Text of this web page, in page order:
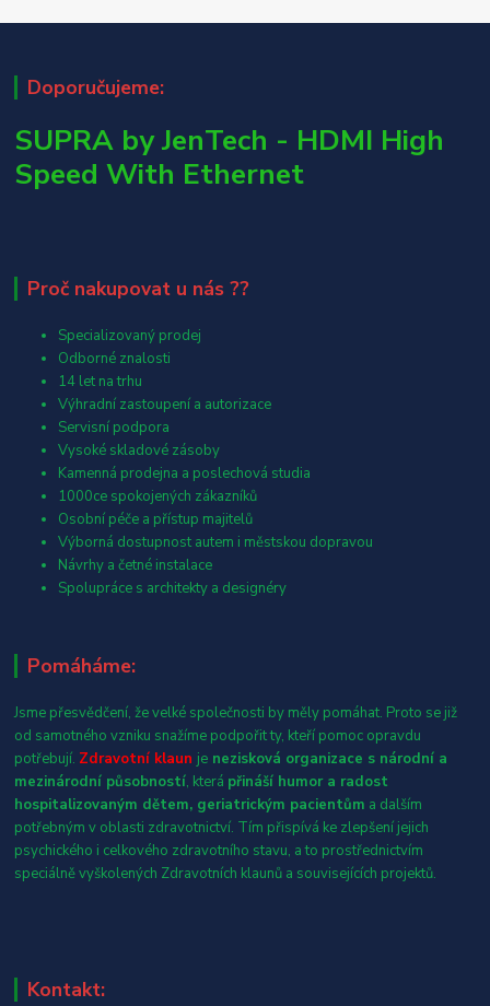
Doporučujeme:
SUPRA by JenTech - HDMI High
Speed With Ethernet
Proč nakupovat u nás ??
Specializovaný prodej
Odborné znalosti
14 let na trhu
Výhradní zastoupení a autorizace
Servisní podpora
Vysoké skladové zásoby
Kamenná prodejna a poslechová studia
1000ce spokojených zákazníků
Osobní péče a přístup majitelů
Výborná dostupnost autem i městskou dopravou
Návrhy a četné instalace
Spolupráce s architekty a designéry
Pomáháme:
Jsme přesvědčení, že velké společnosti by měly pomáhat. Proto se již
od samotného vzniku snažíme podpořit ty, kteří pomoc opravdu
potřebují. Zdravotní klaun je nezisková organizace s národní a
mezinárodní působností, která přináší humor a radost
hospitalizovaným dětem, geriatrickým pacientům a dalším
potřebným v oblasti zdravotnictví. Tím přispívá ke zlepšení jejich
psychického i celkového zdravotního stavu, a to prostřednictvím
speciálně vyškolených Zdravotních klaunů a souvisejících projektů.
Kontakt: